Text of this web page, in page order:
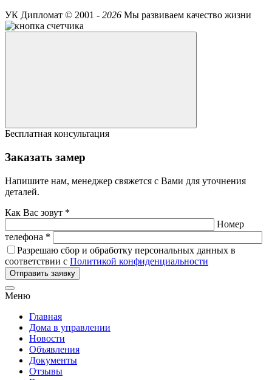
УК Дипломат © 2001 - 2026 Мы развиваем качество жизни
Бесплатная консультация
Заказать замер
Напишите нам, менеджер свяжется с Вами для уточнения
деталей.
Как Вас зовут *
Номер
телефона *
Разрешаю сбор и обработку персональных данных в
соответствии с Политикой конфиденциальности
Отправить заявку
Меню
Главная
Дома в управлении
Новости
Объявления
Документы
Отзывы